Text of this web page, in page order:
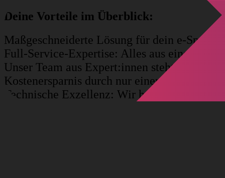
Deine Vorteile im Überblick:
Maßgeschneiderte Lösung für dein e-Sports-
Full-Service-Expertise: Alles aus einer
Unser Team aus Expert:innen steht dir vor,
Kostenersparnis durch nur einen Partner,
Technische Exzellenz: Wir handeln